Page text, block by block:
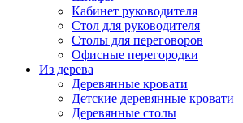
Кабинет руководителя
Стол для руководителя
Столы для переговоров
Офисные перегородки
Из дерева
Деревянные кровати
Детские деревянные кровати
Деревянные столы